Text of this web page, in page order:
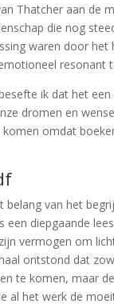
Thatcher aan de
die nog
waren door
resonant
ik dat het
dromen en
omdat
van het
een diepgaande
vermogen om
ontstond dat
te komen, maar
al het werk de